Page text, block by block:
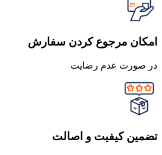
امکان مرجوع کردن سفارش
در صورت عدم رضایت
تضمین کیفیت و اصالت